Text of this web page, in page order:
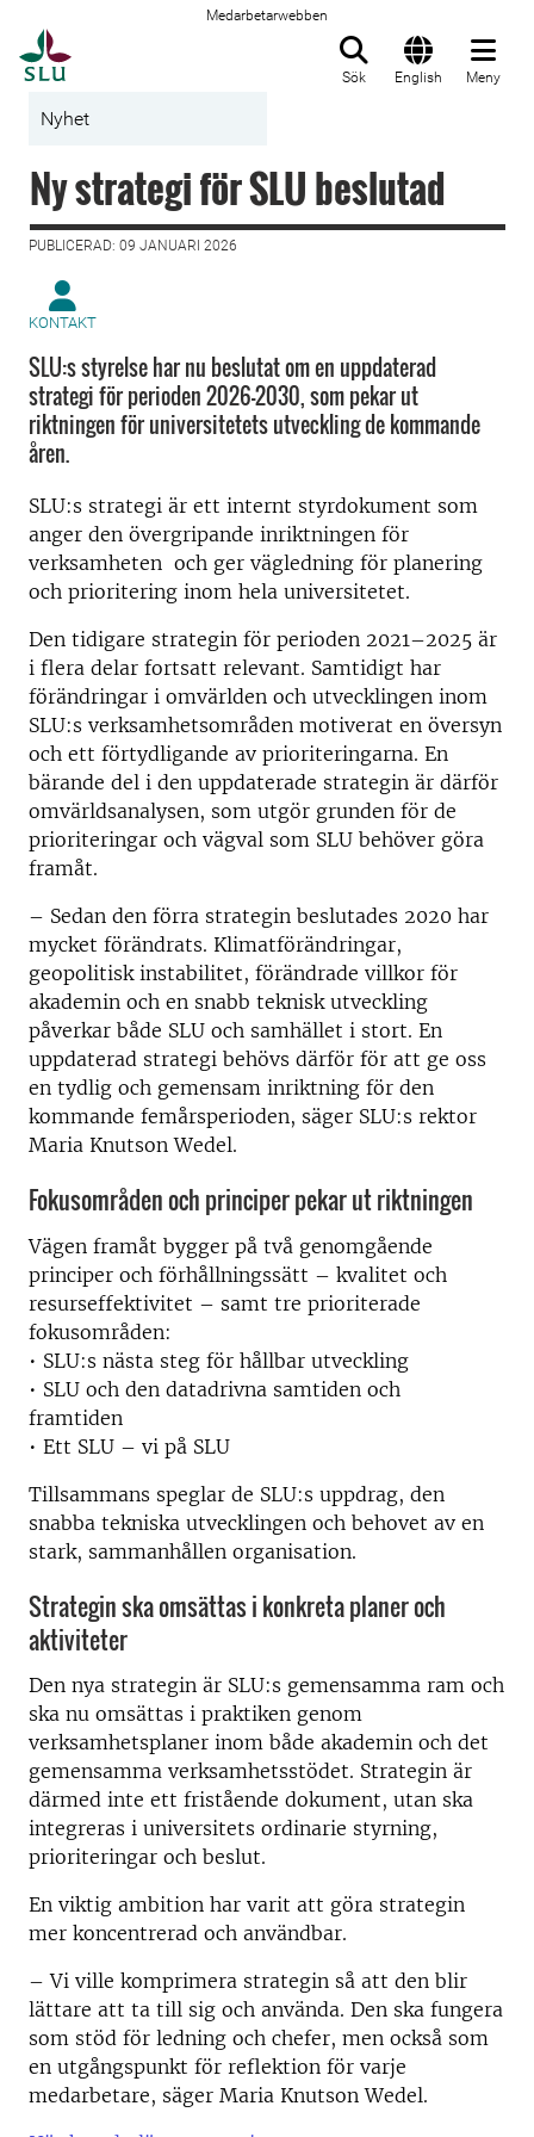
Medarbetarwebben
Sök English Meny
Nyhet
Ny strategi för SLU beslutad
PUBLICERAD: 09 JANUARI 2026
KONTAKT
SLU:s styrelse har nu beslutat om en uppdaterad
strategi för perioden 2026-2030, som pekar ut
riktningen för universitetets utveckling de kommande
åren.
SLU:s strategi är ett internt styrdokument som
anger den övergripande inriktningen för
verksamheten och ger vägledning för planering
och prioritering inom hela universitetet.
Den tidigare strategin för perioden 2021–2025 är
i flera delar fortsatt relevant. Samtidigt har
förändringar i omvärlden och utvecklingen inom
SLU:s verksamhetsområden motiverat en översyn
och ett förtydligande av prioriteringarna. En
bärande del i den uppdaterade strategin är därför
omvärldsanalysen, som utgör grunden för de
prioriteringar och vägval som SLU behöver göra
framåt.
– Sedan den förra strategin beslutades 2020 har
mycket förändrats. Klimatförändringar,
geopolitisk instabilitet, förändrade villkor för
akademin och en snabb teknisk utveckling
påverkar både SLU och samhället i stort. En
uppdaterad strategi behövs därför för att ge oss
en tydlig och gemensam inriktning för den
kommande femårsperioden, säger SLU:s rektor
Maria Knutson Wedel.
Fokusområden och principer pekar ut riktningen
Vägen framåt bygger på två genomgående
principer och förhållningssätt – kvalitet och
resurseffektivitet – samt tre prioriterade
fokusområden:
• SLU:s nästa steg för hållbar utveckling
• SLU och den datadrivna samtiden och
framtiden
• Ett SLU – vi på SLU
Tillsammans speglar de SLU:s uppdrag, den
snabba tekniska utvecklingen och behovet av en
stark, sammanhållen organisation.
Strategin ska omsättas i konkreta planer och
aktiviteter
Den nya strategin är SLU:s gemensamma ram och
ska nu omsättas i praktiken genom
verksamhetsplaner inom både akademin och det
gemensamma verksamhetsstödet. Strategin är
därmed inte ett fristående dokument, utan ska
integreras i universitets ordinarie styrning,
prioriteringar och beslut.
En viktig ambition har varit att göra strategin
mer koncentrerad och användbar.
– Vi ville komprimera strategin så att den blir
lättare att ta till sig och använda. Den ska fungera
som stöd för ledning och chefer, men också som
en utgångspunkt för reflektion för varje
medarbetare, säger Maria Knutson Wedel.